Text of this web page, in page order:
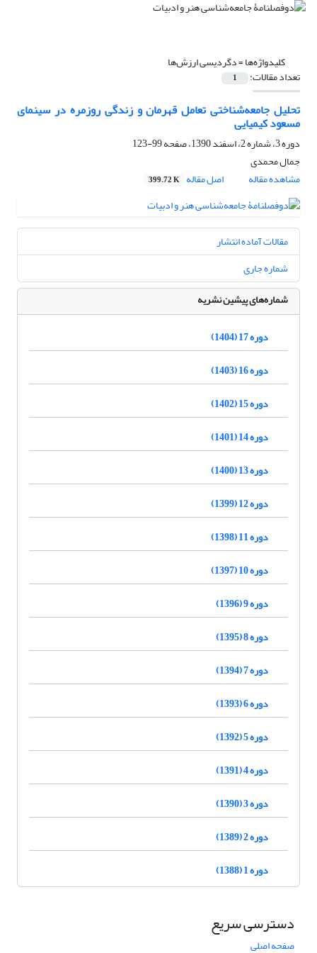
کلیدواژه‌ها =دگردیسی ارزش‌ها
تعداد مقالات: 1
تحلیل جامعه‌شناختی تعامل قهرمان و زندگی روزمره در سینمای
مسعود کیمیایی
دوره 3، شماره 2، اسفند 1390، صفحه
99-123
جمال محمدی
مشاهده مقاله
اصل مقاله 399.72 K
مقالات آماده انتشار
شماره جاری
شماره‌های پیشین نشریه
دوره 17 (1404)
دوره 16 (1403)
دوره 15 (1402)
دوره 14 (1401)
دوره 13 (1400)
دوره 12 (1399)
دوره 11 (1398)
دوره 10 (1397)
دوره 9 (1396)
دوره 8 (1395)
دوره 7 (1394)
دوره 6 (1393)
دوره 5 (1392)
دوره 4 (1391)
دوره 3 (1390)
دوره 2 (1389)
دوره 1 (1388)
دسترسی سریع
صفحه اصلی